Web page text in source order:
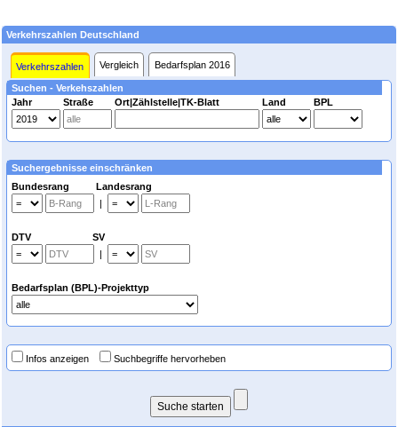
Verkehrszahlen Deutschland
Verkehrszahlen Vergleich Bedarfsplan 2016
Suchen - Verkehszahlen
Jahr
Straße Ort|Zählstelle|TK-Blatt Land BPL
Suchergebnisse einschränken
Bundesrang Landesrang
|
DTV SV
|
Bedarfsplan (BPL)-Projekttyp
Infos anzeigen Suchbegriffe hervorheben